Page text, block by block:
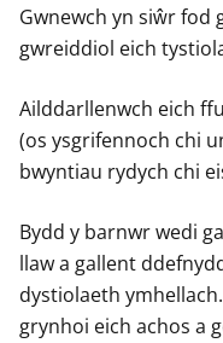
Gwnewch yn siŵr fod
gwreiddiol eich
Ailddarllenwch eich
(os ysgrifennoch chi
bwyntiau rydych chi
Bydd y barnwr wedi
llaw a gallent
dystiolaeth
grynhoi eich achos a